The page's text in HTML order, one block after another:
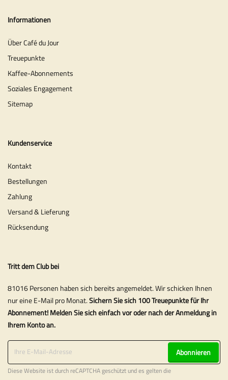
Informationen
Über Café du Jour
Treuepunkte
Kaffee-Abonnements
Soziales Engagement
Sitemap
Kundenservice
Kontakt
Bestellungen
Zahlung
Versand & Lieferung
Rücksendung
Tritt dem Club bei
81016 Personen haben sich bereits angemeldet. Wir schicken Ihnen
nur eine E-Mail pro Monat.Sichern Sie sich 100 Treuepunkte für Ihr
Abonnement! Melden Sie sich einfach vor oder nach der Anmeldung in
Ihrem Konto an.
Abonnieren
Diese Website ist durch reCAPTCHA geschützt und es gelten die